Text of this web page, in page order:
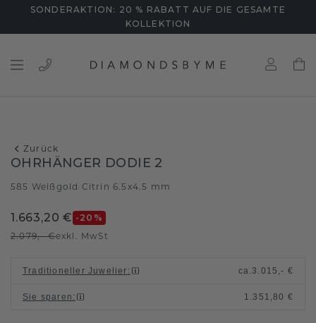
SONDERAKTION: 20 % RABATT AUF DIE GESAMTE
KOLLEKTION
Zurück
OHRHÄNGER DODIE 2
585 Weißgold Citrin 6.5x4.5 mm
1.663,20 € -20 %
2.079,- €exkl. MwSt
Traditioneller Juwelier : ca.3.015,- €
Sie sparen : 1.351,80 €